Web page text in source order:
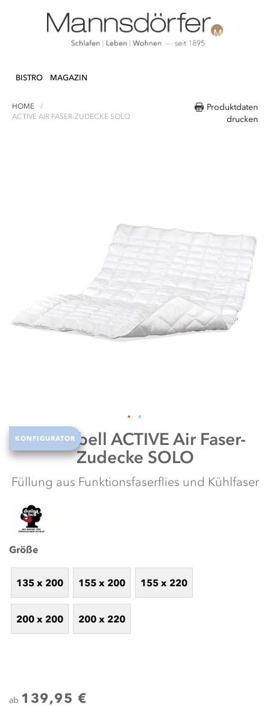
zum
BISTRO MAGAZIN
Produktdaten
drucken
HOME
ACTIVE AIR FASER-ZUDECKE SOLO
Anfang
der
springen
KONFIGURATOR
Dormabell ACTIVE Air Faser-
Zudecke SOLO
Füllung aus Funktionsfaserflies und Kühlfaser
Größe
135 x 200 155 x 200 155 x 220
200 x 200 200 x 220
ab 139,95 €